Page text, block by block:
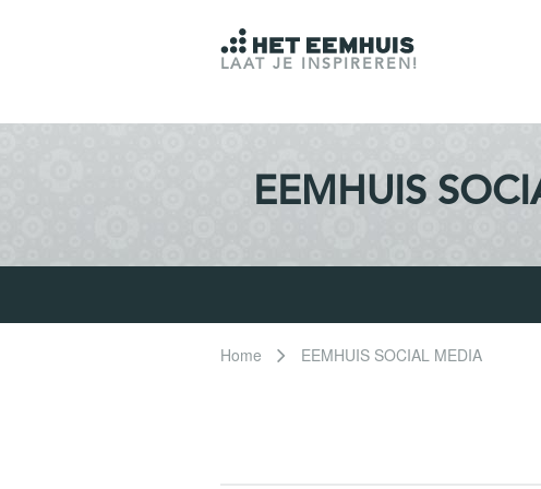
LAAT JE INSPIREREN!
EEMHUIS
Home EEMHUIS SOCIAL MEDIA